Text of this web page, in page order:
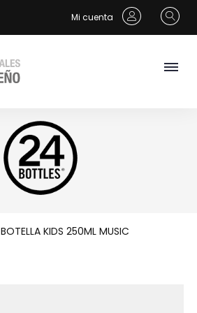
Mi cuenta
BOTELLA KIDS 250ML MUSIC